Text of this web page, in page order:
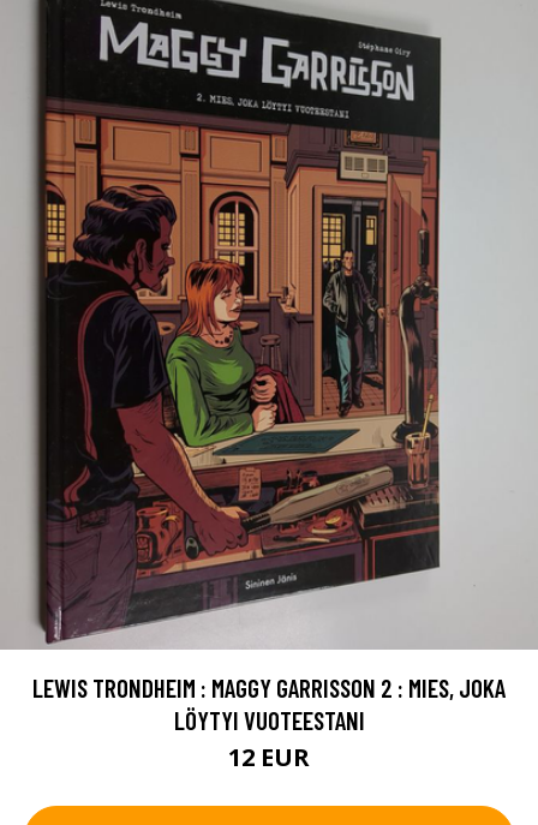
LEWIS TRONDHEIM : MAGGY GARRISSON 2 : MIES, JOKA
LÖYTYI VUOTEESTANI
12 EUR